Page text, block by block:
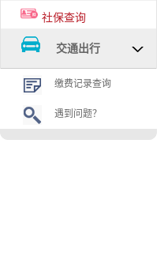
社保查询
交通出行
缴费记录查询
遇到问题？